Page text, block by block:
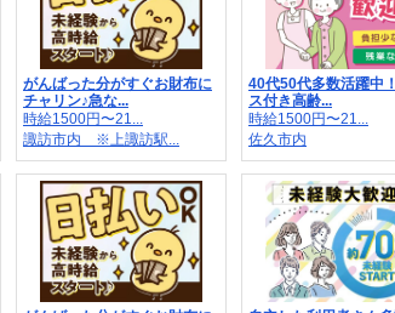
がんばった分がすぐお財布に
チャリン♪急な...
時給1500円〜21...
諏訪市内 ※上諏訪駅...
40代50代多数活躍中
ス付き高齢...
時給1500円〜21...
佐久市内